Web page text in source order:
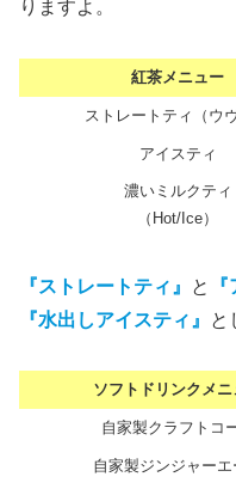
りますよ。
紅茶メニュー
ストレートティ（ウヴ
アイスティ
濃いミルクティ
（Hot/Ice）
『ストレートティ』 と
『水出しアイスティ』
と
ソフトドリンクメニ
自家製クラフトコ
自家製ジンジャーエ